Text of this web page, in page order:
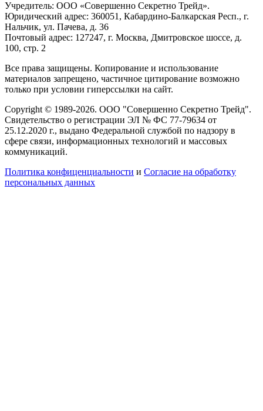
Учредитель: ООО «Совершенно Секретно Трейд».
Юридический адрес: 360051, Кабардино-Балкарская Респ., г.
Нальчик, ул. Пачева, д. 36
Почтовый адрес: 127247, г. Москва, Дмитровское шоссе, д.
100, стр. 2
Все права защищены. Копирование и использование
материалов запрещено, частичное цитирование возможно
только при условии гиперссылки на сайт.
Copyright © 1989-2026. ООО "Совершенно Секретно Трейд".
Свидетельство о регистрации ЭЛ № ФС 77-79634 от
25.12.2020 г., выдано Федеральной службой по надзору в
сфере связи, информационных технологий и массовых
коммуникаций.
Политика конфиценциальности и Согласие на обработку
персональных данных